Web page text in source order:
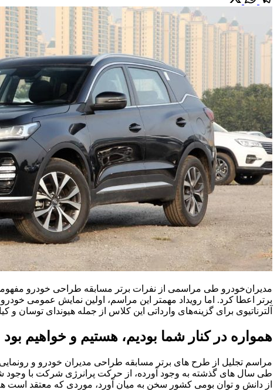
آلترناتیوی برای گزینه‌های وارداتی این کلاس از جمله هیوندای توسان و کیا اسپورتیج که عمدتا مدل ۲۰۱۷ و ۲۰۱۸ به قبل
همواره در کنار شما بودیم، هستیم و خواهیم بود
طی سال های گذشته به وجود آورده، از حرکت پرانرژی شرکت با وجود
از دانش و توان بومی کشور سخن به میان آورد، موردی که معتقد است